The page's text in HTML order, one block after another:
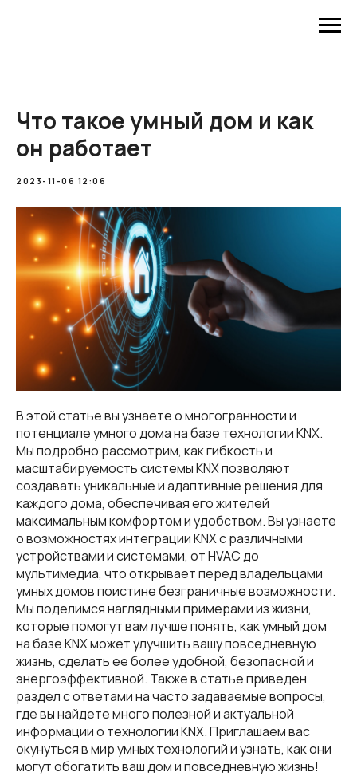
Что такое умный дом и как
он работает
2023-11-06 12:06
В этой статье вы узнаете о многогранности и
потенциале умного дома на базе технологии KNX.
Мы подробно рассмотрим, как гибкость и
масштабируемость системы KNX позволяют
создавать уникальные и адаптивные решения для
каждого дома, обеспечивая его жителей
максимальным комфортом и удобством. Вы узнаете
о возможностях интеграции KNX с различными
устройствами и системами, от HVAC до
мультимедиа, что открывает перед владельцами
умных домов поистине безграничные возможности.
Мы поделимся наглядными примерами из жизни,
которые помогут вам лучше понять, как умный дом
на базе KNX может улучшить вашу повседневную
жизнь, сделать ее более удобной, безопасной и
энергоэффективной. Также в статье приведен
раздел с ответами на часто задаваемые вопросы,
где вы найдете много полезной и актуальной
информации о технологии KNX. Приглашаем вас
окунуться в мир умных технологий и узнать, как они
могут обогатить ваш дом и повседневную жизнь!